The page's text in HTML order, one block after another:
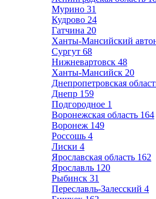
Мурино 31
Кудрово 24
Гатчина 20
Ханты-Мансийский
Сургут 68
Нижневартовск 48
Ханты-Мансийск 20
Днепропетровская
Днепр 159
Подгородное 1
Воронежская область 164
Воронеж 149
Россошь 4
Лиски 4
Ярославская область 162
Ярославль 120
Рыбинск 31
Переславль-Залесский 4